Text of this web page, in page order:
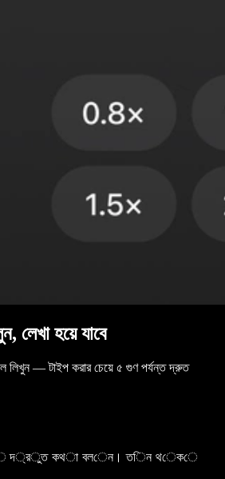
লেখা হয়ে যাবে
লিখুন — টাইপ করার চেয়ে ৫ গুণ পর্যন্ত দ্রুত
দ্রুত কথা বলেন। তিন থেকে